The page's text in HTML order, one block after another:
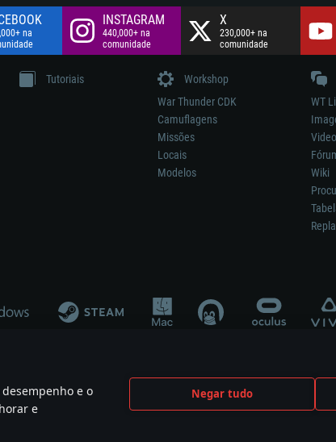
e o
e
Negar tudo
na
INSTAGRAM
440,000+ na
comunidade
X
230,000+ na
comunidade
Tutoriais
Workshop
War Thunder CDK
Camuflagens
Missões
Locais
Modelos
WT
Wiki
significa participação no desenvolvimento, patrocínio ou aval do
are the property of their respective owners.